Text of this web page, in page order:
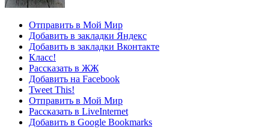
Отправить в Мой Мир
Добавить в закладки Яндекс
Добавить в закладки Вконтакте
Класс!
Рассказать в ЖЖ
Добавить на Facebook
Tweet This!
Отправить в Мой Мир
Рассказать в LiveInternet
Добавить в Google Bookmarks